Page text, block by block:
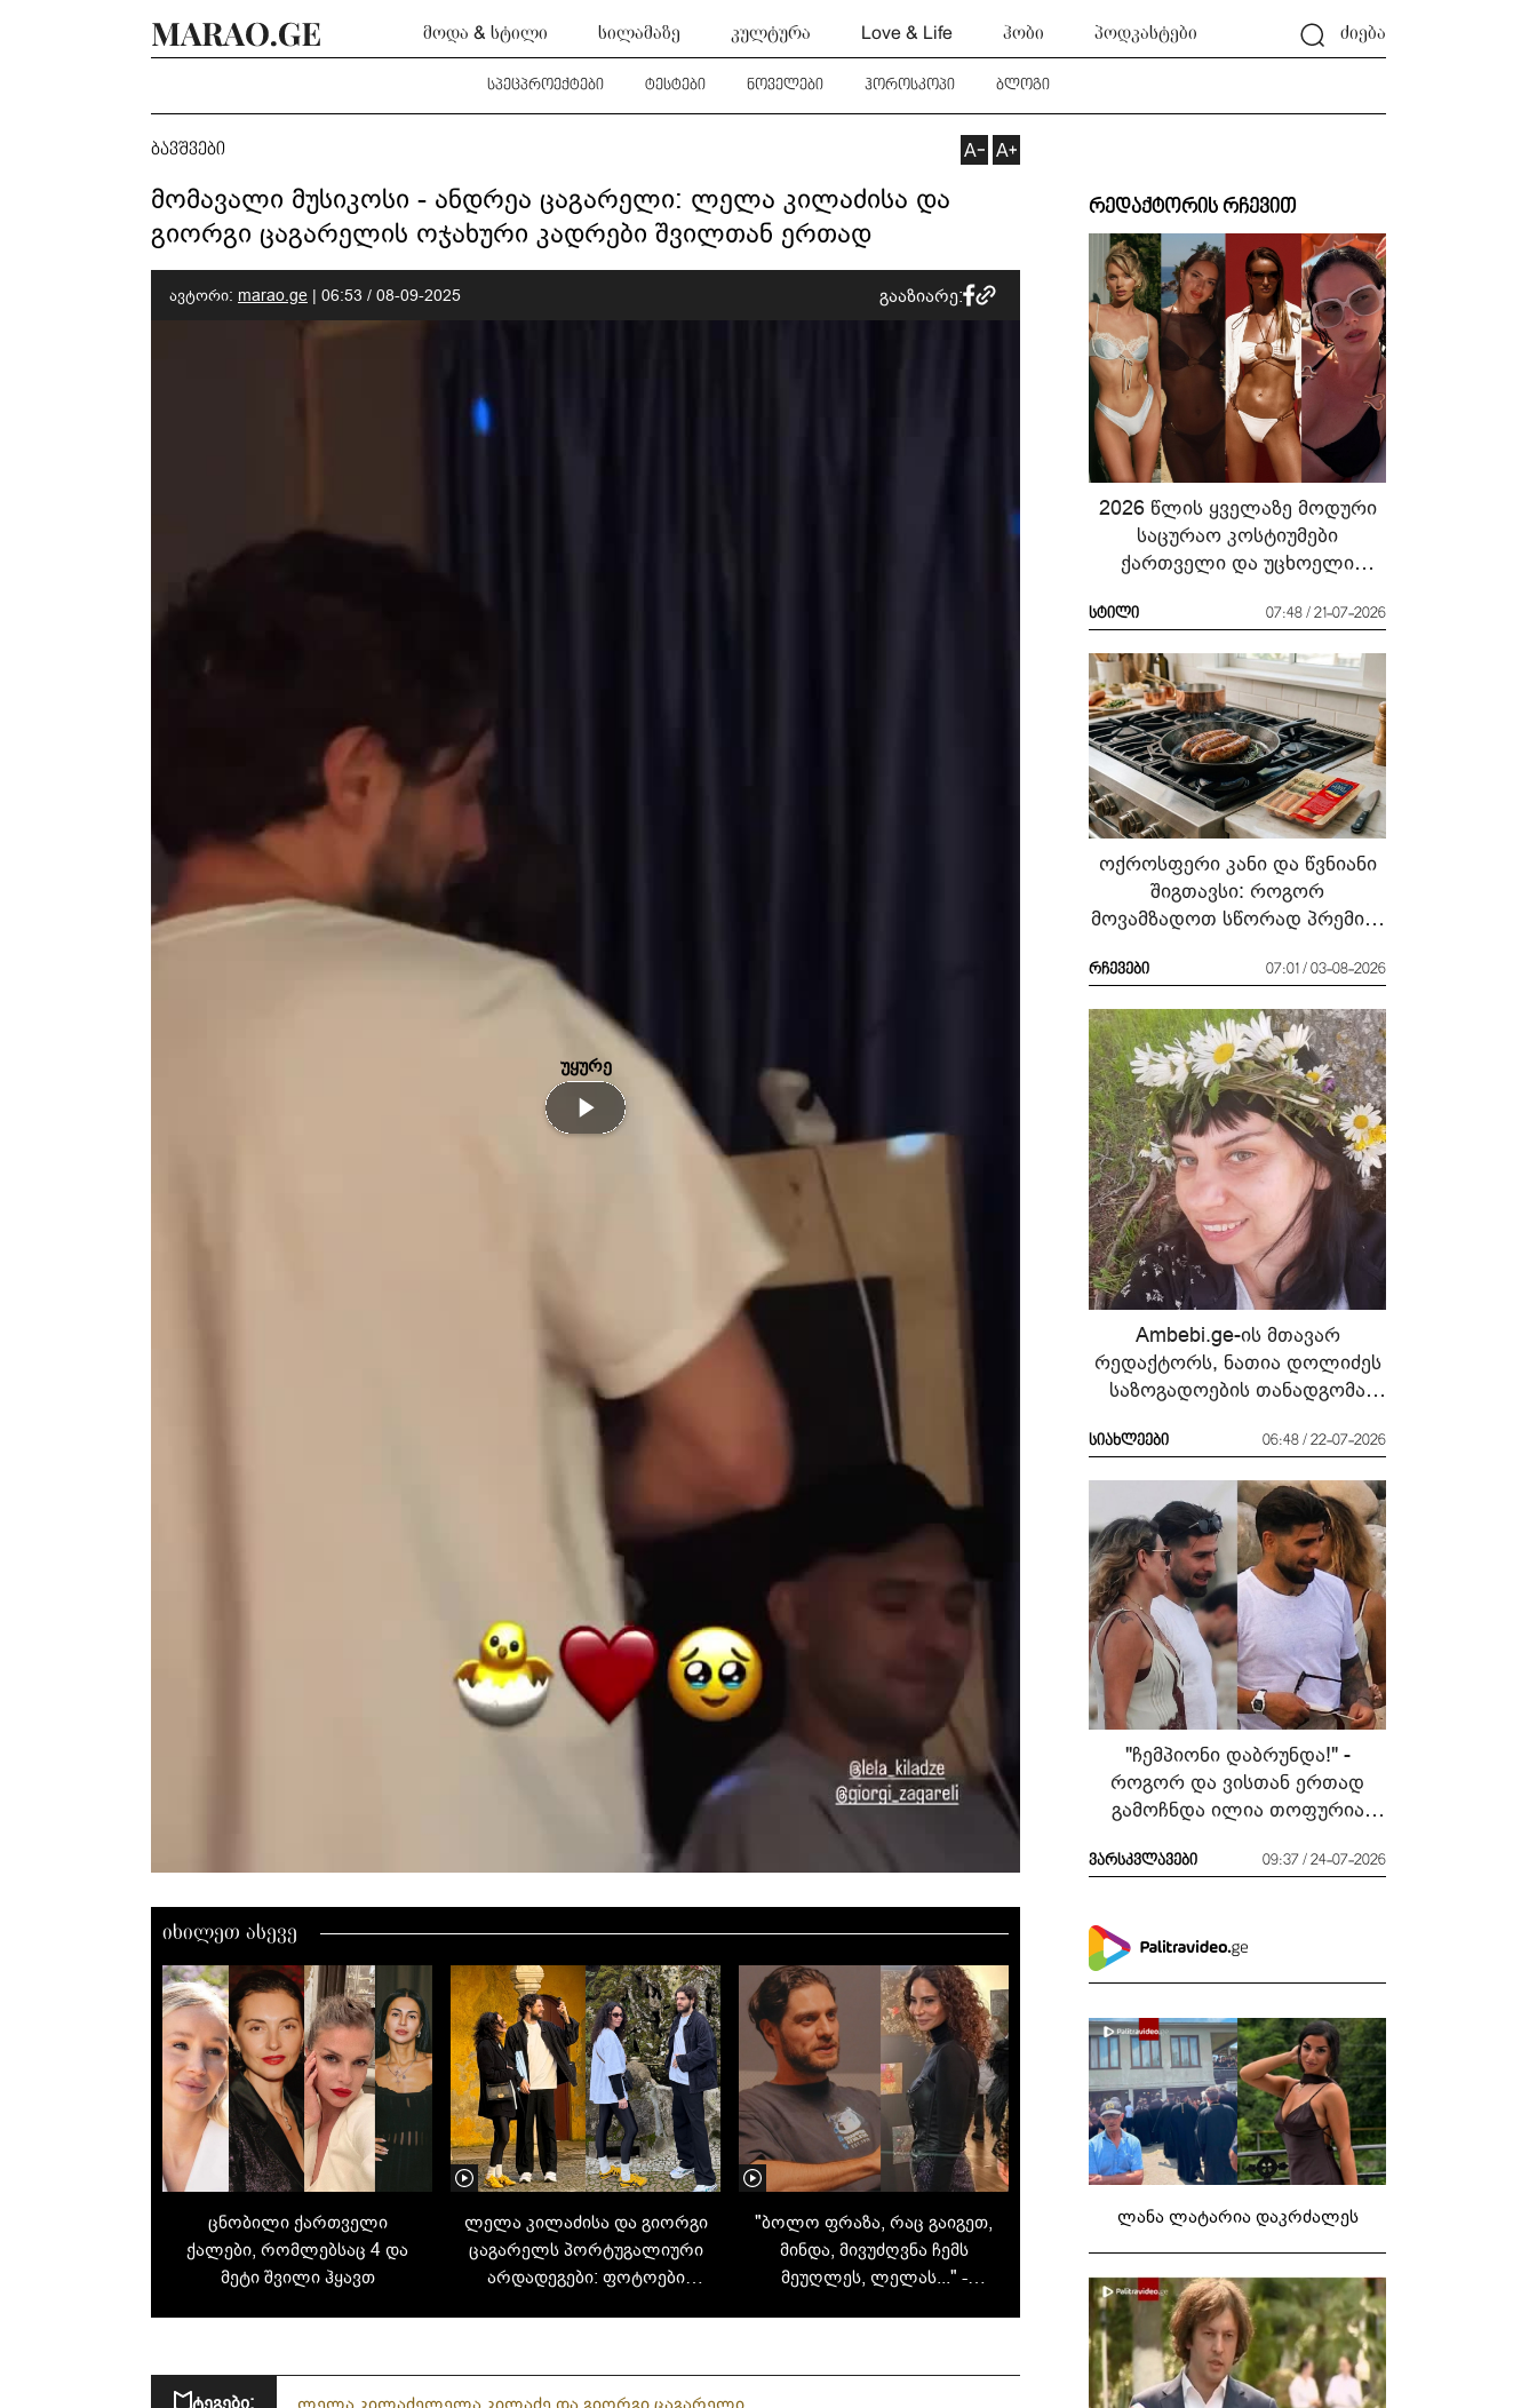
მოდა & სტილი სილამაზე კულტურა Love & Life ჰობი პოდკასტები ძიება
სპეცპროექტები ტესტები ნოველები ჰოროსკოპი ბლოგი
ბავშვები
მომავალი მუსიკოსი - ანდრეა ცაგარელი: ლელა კილაძისა და
გიორგი ცაგარელის ოჯახური კადრები შვილთან ერთად
ავტორი: marao.ge | 06:53 / 08-09-2025 გააზიარე:
უყურე
იხილეთ ასევე
ცნობილი ქართველი
ქალები, რომლებსაც 4 და
მეტი შვილი ჰყავთ
ლელა კილაძისა და გიორგი
ცაგარელს პორტუგალიური
არდადეგები: ფოტოები
"ბოლო ფრაზა, რაც გაიგეთ,
მინდა, მივუძღვნა ჩემს
მეუღლეს, ლელას..." -
ტეგები: ლელა კილაძელელა კილაძე და გიორგი ცაგარელი
რედაქტორის რჩევით
2026 წლის ყველაზე მოდური
საცურაო კოსტიუმები
ქართველი და უცხოელი
რა ჩავიცვათ სანაპიროზე?
სტილი 07:48 / 21-07-2026
ოქროსფერი კანი და წვნიანი
შიგთავსი: როგორ
მოვამზადოთ სწორად პრემიუმ
„შეფმაისტერის“
რჩევები 07:01 / 03-08-2026
Ambebi.ge-ის მთავარ
რედაქტორს, ნათია დოლიძეს
საზოგადოების თანადგომა
სიახლეები 06:48 / 22-07-2026
"ჩემპიონი დაბრუნდა!" -
როგორ და ვისთან ერთად
გამოჩნდა ილია თოფურია
ვარსკვლავები 09:37 / 24-07-2026
ლანა ლატარია დაკრძალეს